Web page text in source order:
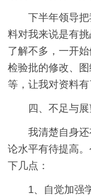
下半年领导
料对我来说是有
了解不多，一开
检验批的修改、
等，让我对资料有
四、不足与展
我清楚自身
论水平有待提高
下几点：
1、自觉加强